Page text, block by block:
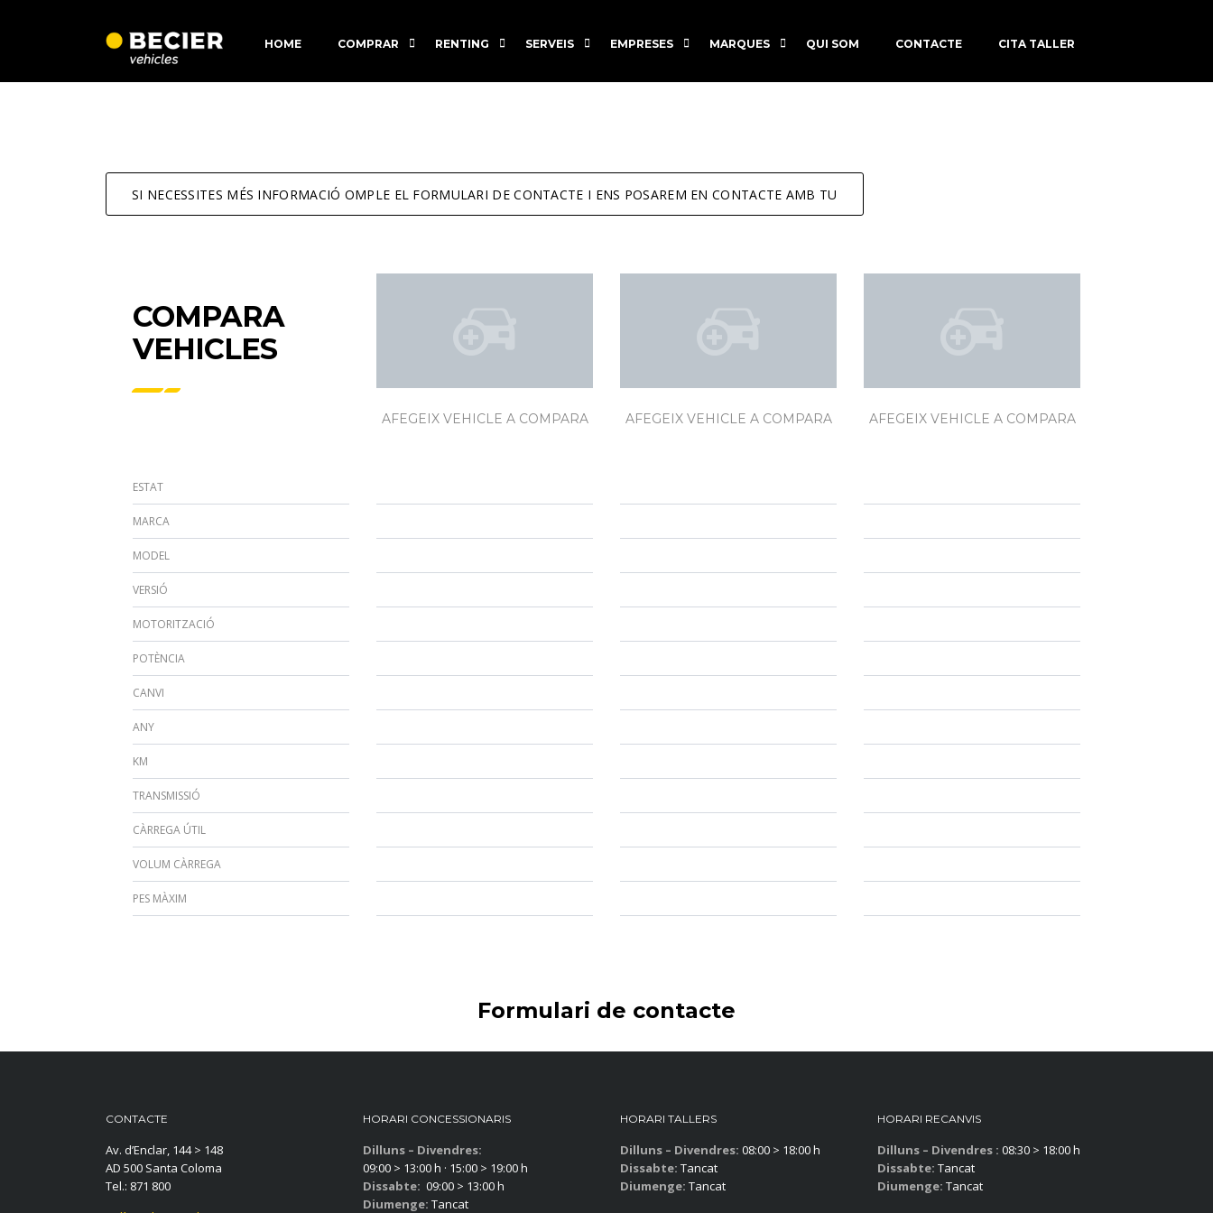
HOME COMPRAR RENTING SERVEIS EMPRESES MARQUES QUI SOM CONTACTE CITA TALLER
SI NECESSITES MÉS INFORMACIÓ OMPLE EL FORMULARI DE CONTACTE I ENS POSAREM EN CONTACTE AMB TU
COMPARA
VEHICLES
AFEGEIX VEHICLE A COMPARA AFEGEIX VEHICLE A COMPARA AFEGEIX VEHICLE A COMPARA
ESTAT
MARCA
MODEL
VERSIÓ
MOTORITZACIÓ
POTÈNCIA
CANVI
ANY
KM
TRANSMISSIÓ
CÀRREGA ÚTIL
VOLUM CÀRREGA
PES MÀXIM
Formulari de contacte
CONTACTE
Av. d’Enclar, 144 > 148
AD 500 Santa Coloma
Tel.: 871 800
HORARI CONCESSIONARIS
Dilluns – Divendres:
09:00 > 13:00 h · 15:00 > 19:00 h
Dissabte: 09:00 > 13:00 h
Diumenge: Tancat
HORARI TALLERS
Dilluns – Divendres: 08:00 > 18:00 h
Dissabte: Tancat
Diumenge: Tancat
HORARI RECANVIS
Dilluns – Divendres : 08:30 > 18:00 h
Dissabte: Tancat
Diumenge: Tancat